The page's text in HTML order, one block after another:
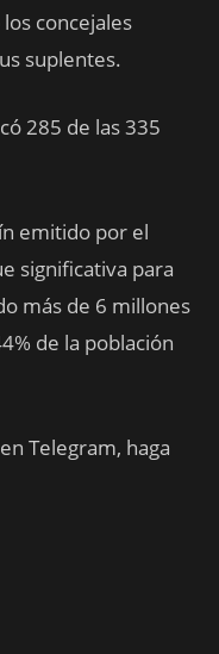
concejales
suplentes.
285 de las 335
emitido por el
significativa para
más de 6 millones
de la población
Telegram, haga